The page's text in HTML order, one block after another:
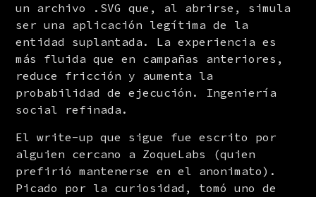
un archivo .SVG que, al abrirse, simula
ser una aplicación legítima de la
entidad suplantada. La experiencia es
más fluida que en campañas anteriores,
reduce fricción y aumenta la
probabilidad de ejecución. Ingeniería
social refinada.
El write-up que sigue fue escrito por
alguien cercano a ZoqueLabs (quien
prefirió mantenerse en el anonimato).
Picado por la curiosidad, tomó uno de